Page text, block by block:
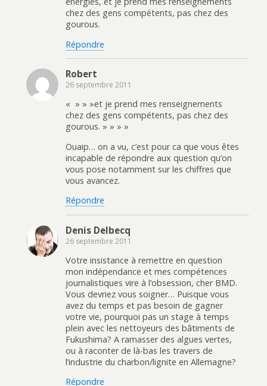
chez des gens compétents, pas chez des
gourous.
Répondre
Robert
26 septembre 2011
« » » »et je prend mes renseignements
chez des gens compétents, pas chez des
gourous. » » » »
Ouaip… on a vu, c’est pour ca que vous êtes
incapable de répondre aux question qu’on
vous pose notamment sur les chiffres que
vous avancez.
Répondre
Denis Delbecq
26 septembre 2011
Votre insistance à remettre en question
mon indépendance et mes compétences
journalistiques vire à l’obsession, cher BMD.
Vous devriez vous soigner… Puisque vous
avez du temps et pas besoin de gagner
votre vie, pourquoi pas un stage à temps
plein avec les nettoyeurs des bâtiments de
Fukushima? A ramasser des algues vertes,
ou à raconter de là-bas les travers de
l’industrie du charbon/lignite en Allemagne?
Répondre